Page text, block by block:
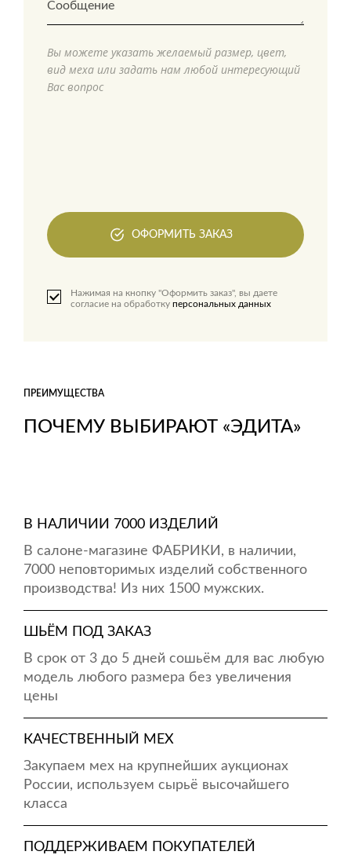
Вы можете указать желаемый размер, цвет,
вид меха или задать нам любой интересующий
Вас вопрос
ОФОРМИТЬ ЗАКАЗ
Нажимая на кнопку "Оформить заказ", вы даете
согласие на обработку персональных данных
ПОЧЕМУ ВЫБИРАЮТ «ЭДИТА»
ПРЕИМУЩЕСТВА
В НАЛИЧИИ 7000 ИЗДЕЛИЙ
В салоне-магазине ФАБРИКИ, в наличии,
7000 неповторимых изделий собственного
производства! Из них 1500 мужских.
ШЬЁМ ПОД ЗАКАЗ
В срок от 3 до 5 дней сошьём для вас любую
модель любого размера без увеличения
цены
КАЧЕСТВЕННЫЙ МЕХ
Закупаем мех на крупнейших аукционах
России, используем сырьё высочайшего
класса
ПОДДЕРЖИВАЕМ ПОКУПАТЕЛЕЙ